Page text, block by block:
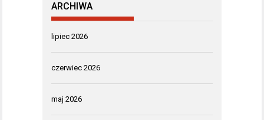
ARCHIWA
lipiec 2026
czerwiec 2026
maj 2026